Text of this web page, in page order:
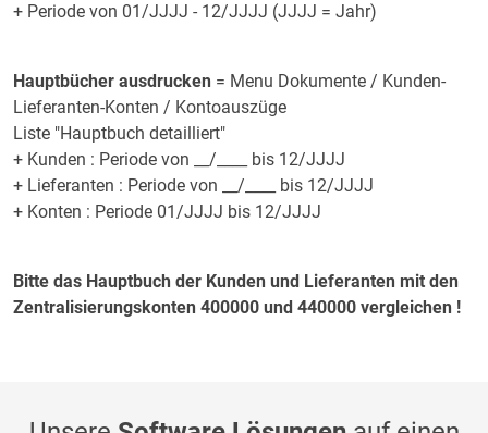
+ Periode von 01/JJJJ - 12/JJJJ (JJJJ = Jahr)
Hauptbücher ausdrucken = Menu Dokumente / Kunden-
Lieferanten-Konten / Kontoauszüge
Liste "Hauptbuch detailliert"
+ Kunden : Periode von __/____ bis 12/JJJJ
+ Lieferanten : Periode von __/____ bis 12/JJJJ
+ Konten : Periode 01/JJJJ bis 12/JJJJ
Bitte das Hauptbuch der Kunden und Lieferanten mit den
Zentralisierungskonten 400000 und 440000 vergleichen !